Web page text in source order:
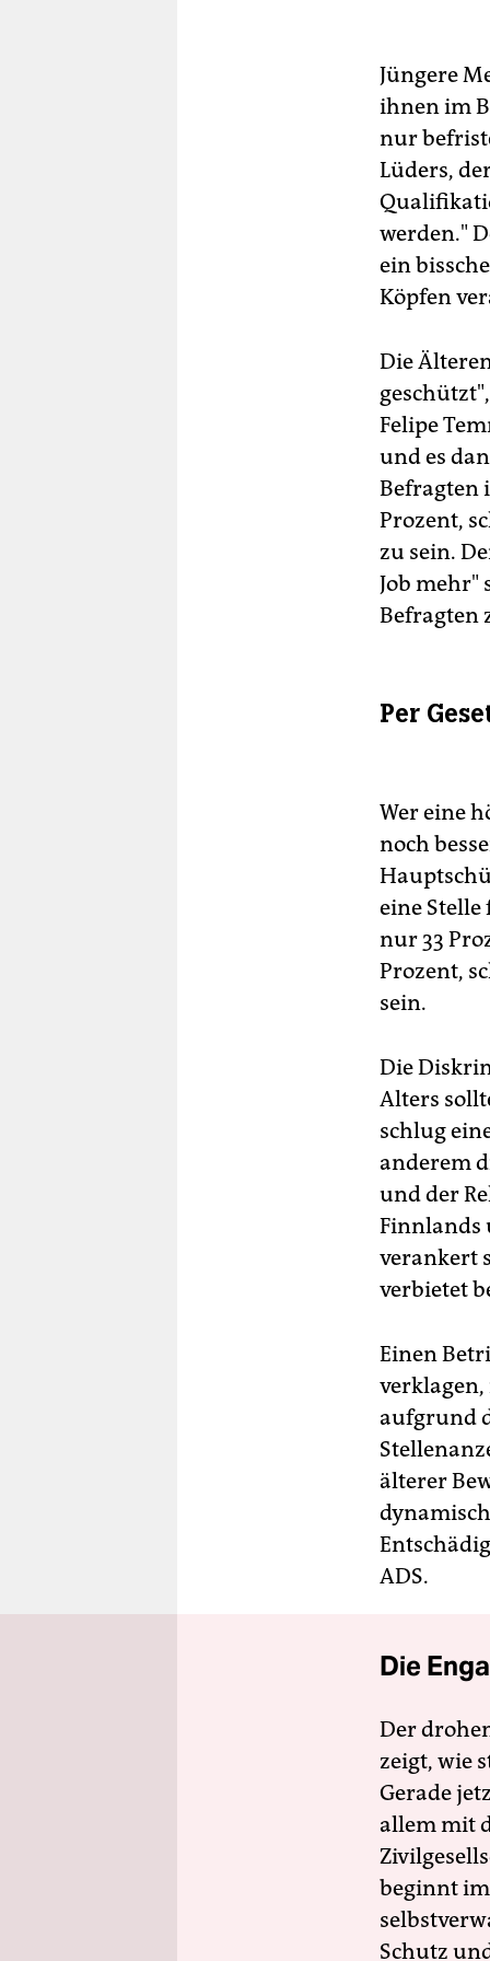
Jüngere
ihnen im
nur
Lüders,
werden."
ein
Köpfen
Die
Felipe
und es
Befragten
Prozent,
zu sein.
Job mehr"
Befragten
Per
Wer eine
noch
eine
nur 33
Prozent,
sein.
Die
Alters
schlug
anderem
und der
Finnlands
verankert
verbietet
Einen
verklagen,
aufgrund
älterer
ADS.
Die
Der
zeigt, wie
Gerade
allem mit
beginnt
Schutz